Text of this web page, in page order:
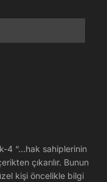
4 “…hak sahiplerinin
çıkarılır. Bunun
kişi öncelikle bilgi